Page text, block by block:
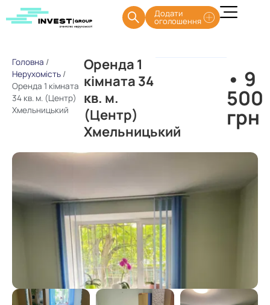
Додати
оголошення
Головна /
Нерухомість /
Оренда 1 кімната
34 кв. м. (Центр)
Хмельницький
Оренда 1
кімната 34
кв. м.
(Центр)
Хмельницький
• 9
500
грн